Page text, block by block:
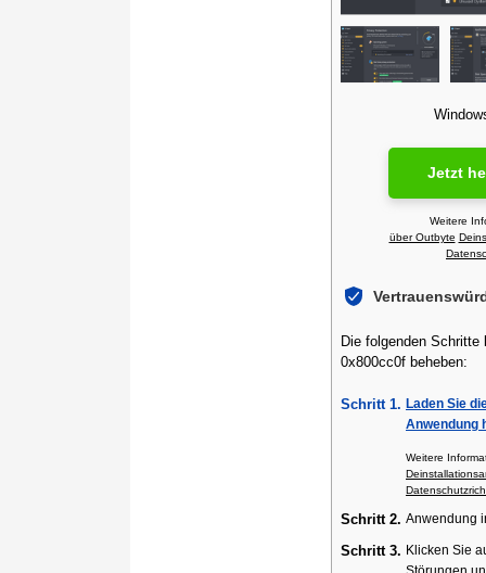
Jetzt
Weitere
über Outbyte
Die folgenden Schritte
0x800cc0f beheben:
Schritt 1. Laden Sie
Anwendung
Weitere
Schritt 2. Anwendung
Schritt 3. Klicken Sie